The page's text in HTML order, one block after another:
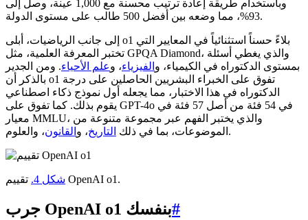
وباستخدام طريقة إعادة ترتيب محسنة مع 1,000 عينة، وصل إلى
93%، مما وضعه بين أفضل 500 طالب على مستوى الدولة.
إلى جانب الرياضيات، أبلى o1 بلاءً حسناً استثنائياً في المعايير التي
تختبر المعرفة العلمية، مثل GPQA Diamond، والذي يغطي أسئلة
بمستوى الدكتوراه في الكيمياء، و الفيزياء، وعلم الأحياء. ومن الجدير
بالذكر أن o1 تفوق على الخبراء البشريين الحاصلين على درجة
الدكتوراه في هذا الاختبار، مما يجعله أول نموذج ذكاء اصطناعي
يقوم بذلك. كما تفوق على GPT-4o في 54 فئة من أصل 57 فئة في
معيار MMLU، والذي يختبر الفهم عبر مجموعة متنوعة من
الموضوعات، بما في ذلك التاريخ، و القانون ، والعلوم.
شكل 4. تقييم OpenAI o1.
جرب OpenAI o1 بنفسك#